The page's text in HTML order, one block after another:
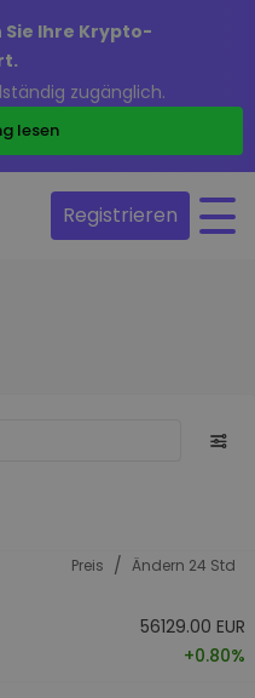
Ihre Krypto-
zugänglich.
lesen
Registrieren
Preis / Ändern 24 Std
56129.00 EUR
+0.80%